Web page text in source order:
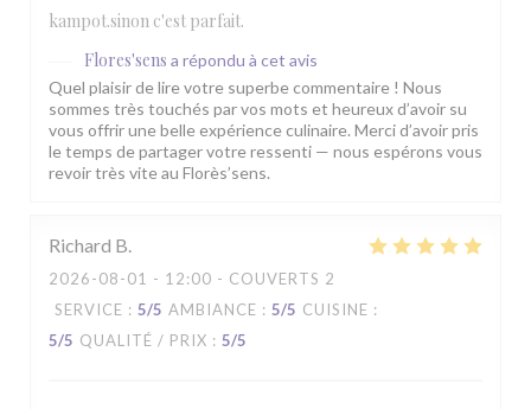
kampot.sinon c'est parfait.
Flores'sens a répondu à cet avis
Quel plaisir de lire votre superbe commentaire ! Nous
sommes très touchés par vos mots et heureux d’avoir su
vous offrir une belle expérience culinaire. Merci d’avoir pris
le temps de partager votre ressenti — nous espérons vous
revoir très vite au Florès’sens.
Richard B
2026-08-01 - 12:00 - COUVERTS 2
SERVICE : 5/5 AMBIANCE : 5/5 CUISINE :
5/5 QUALITÉ / PRIX : 5/5